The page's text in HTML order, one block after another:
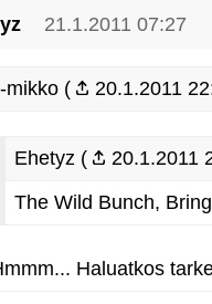
21.1.2011 07:27
mikko ( 20.1.2011
Ehetyz (
20.1.2011
The Wild Bunch,
Haluatkos